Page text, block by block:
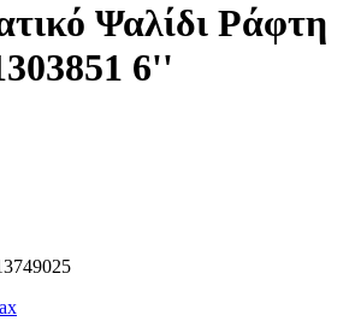
Ψαλίδι Ράφτη
6''